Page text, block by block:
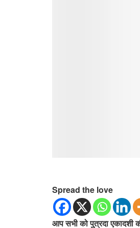
Spread the love
आप सभी को पुत्रदा एकादशी